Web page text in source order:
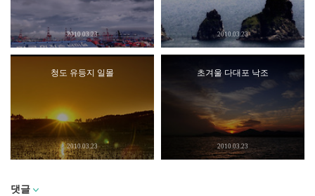
2010.03.23 2010.03.23
청도 유등지 일몰
2010.03.23
초겨울 다대포 낙조
2010.03.23
댓글